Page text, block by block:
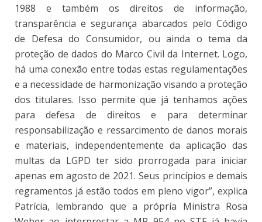
1988 e também os direitos de informação,
transparência e segurança abarcados pelo Código
de Defesa do Consumidor, ou ainda o tema da
proteção de dados do Marco Civil da Internet. Logo,
há uma conexão entre todas estas regulamentações
e a necessidade de harmonização visando a proteção
dos titulares. Isso permite que já tenhamos ações
para defesa de direitos e para determinar
responsabilização e ressarcimento de danos morais
e materiais, independentemente da aplicação das
multas da LGPD ter sido prorrogada para iniciar
apenas em agosto de 2021. Seus princípios e demais
regramentos já estão todos em pleno vigor”, explica
Patrícia, lembrando que a própria Ministra Rosa